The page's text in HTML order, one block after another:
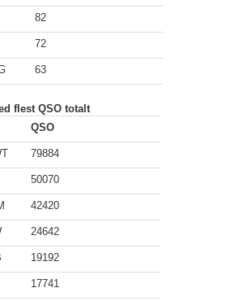
82
72
63
flest QSO totalt
QSO
79884
50070
42420
24642
19192
17741